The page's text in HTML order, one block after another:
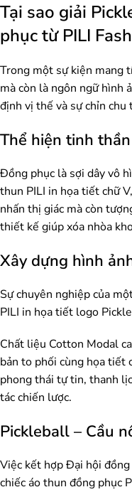
Tại sao giải
phục từ PILI
Trong một sự kiện mang
mà còn là ngôn ngữ hình
định vị thế và sự chỉn
Thể hiện tinh
Đồng phục là sợi dây vô
thun PILI in họa tiết chữ
nhấn thị giác mà còn
thiết kế giúp xóa nhòa
Xây dựng hình
Sự chuyên nghiệp của
PILI in họa tiết logo
Chất liệu Cotton Modal
bản to phối cùng họa tiết
phong thái tự tin, thanh
tác chiến lược.
Pickleball – Cầu
Việc kết hợp Đại hội
chiếc áo thun đồng phục